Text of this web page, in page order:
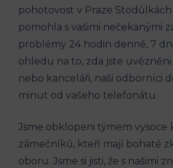
pohotovost v Praze Stodůlkách
pomohla s vašimi nečekanými
problémy 24 hodin denně, 7
ohledu na to, zda jste
nebo kanceláři, naši odborníci
minut od vašeho telefonátu.
Jsme obklopeni týmem vysoce
zámečníků, kteří mají bohaté
oboru. Jsme si jisti, že s našimi